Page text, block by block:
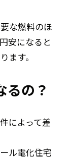
な燃料のほ
安になると
ます。
るの？
によって差
ル電化住宅